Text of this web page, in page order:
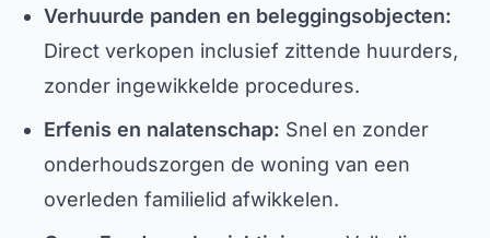
Verhuurde panden en beleggingsobjecten:
Direct verkopen inclusief zittende huurders,
zonder ingewikkelde procedures.
Erfenis en nalatenschap: Snel en zonder
onderhoudszorgen de woning van een
overleden familielid afwikkelen.